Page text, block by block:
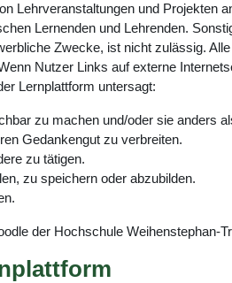
Lehrveranstaltungen und Projekten
Lernenden und Lehrenden.
Zwecke, ist nicht zulässig.
Nutzer Links auf externe
Lernplattform untersagt:
zu machen und/oder sie anders
Gedankengut zu verbreiten.
zu tätigen.
zu speichern oder abzubilden.
der Hochschule